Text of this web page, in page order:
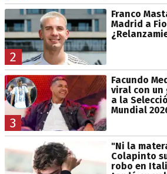
2
Franco
Madrid a
3
Facundo
viral con un
a la
Mundial
"Ni la
Colapinto
robo en